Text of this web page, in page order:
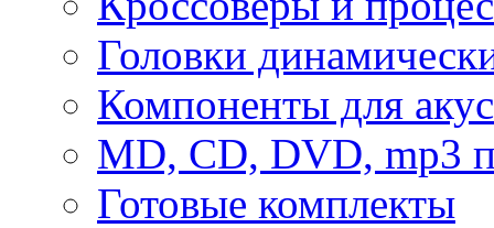
Головки
Компоненты для
MD, CD, DVD, mp3
Готовые комплекты